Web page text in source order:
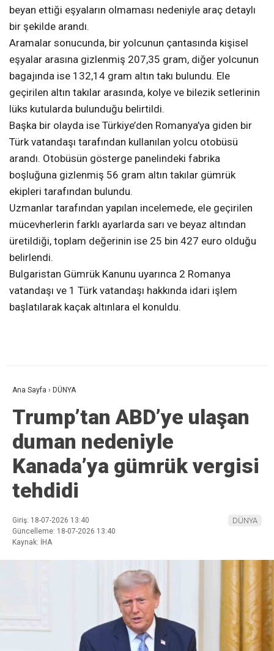
beyan ettiği eşyaların olmaması nedeniyle araç detaylı
bir şekilde arandı.
Aramalar sonucunda, bir yolcunun çantasında kişisel
eşyalar arasına gizlenmiş 207,35 gram, diğer yolcunun
bagajında ise 132,14 gram altın takı bulundu. Ele
geçirilen altın takılar arasında, kolye ve bilezik setlerinin
lüks kutularda bulunduğu belirtildi.
Başka bir olayda ise Türkiye’den Romanya’ya giden bir
Türk vatandaşı tarafından kullanılan yolcu otobüsü
arandı. Otobüsün gösterge panelindeki fabrika
boşluğuna gizlenmiş 56 gram altın takılar gümrük
ekipleri tarafından bulundu.
Uzmanlar tarafından yapılan incelemede, ele geçirilen
mücevherlerin farklı ayarlarda sarı ve beyaz altından
üretildiği, toplam değerinin ise 25 bin 427 euro olduğu
belirlendi.
Bulgaristan Gümrük Kanunu uyarınca 2 Romanya
vatandaşı ve 1 Türk vatandaşı hakkında idari işlem
başlatılarak kaçak altınlara el konuldu.
Ana Sayfa › DÜNYA
Trump’tan ABD’ye ulaşan
duman nedeniyle
Kanada’ya gümrük vergisi
tehdidi
Giriş: 18-07-2026 13:40
Güncelleme: 18-07-2026 13:40
Kaynak: İHA
DÜNYA